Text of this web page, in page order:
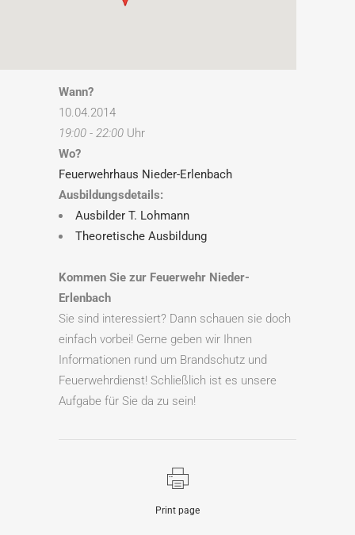
Wann?
10.04.2014
19:00 - 22:00 Uhr
Wo?
Feuerwehrhaus Nieder-Erlenbach
Ausbildungsdetails:
Ausbilder T. Lohmann
Theoretische Ausbildung
Kommen Sie zur Feuerwehr Nieder-
Erlenbach
Sie sind interessiert? Dann schauen sie doch
einfach vorbei! Gerne geben wir Ihnen
Informationen rund um Brandschutz und
Feuerwehrdienst! Schließlich ist es unsere
Aufgabe für Sie da zu sein!
Print page